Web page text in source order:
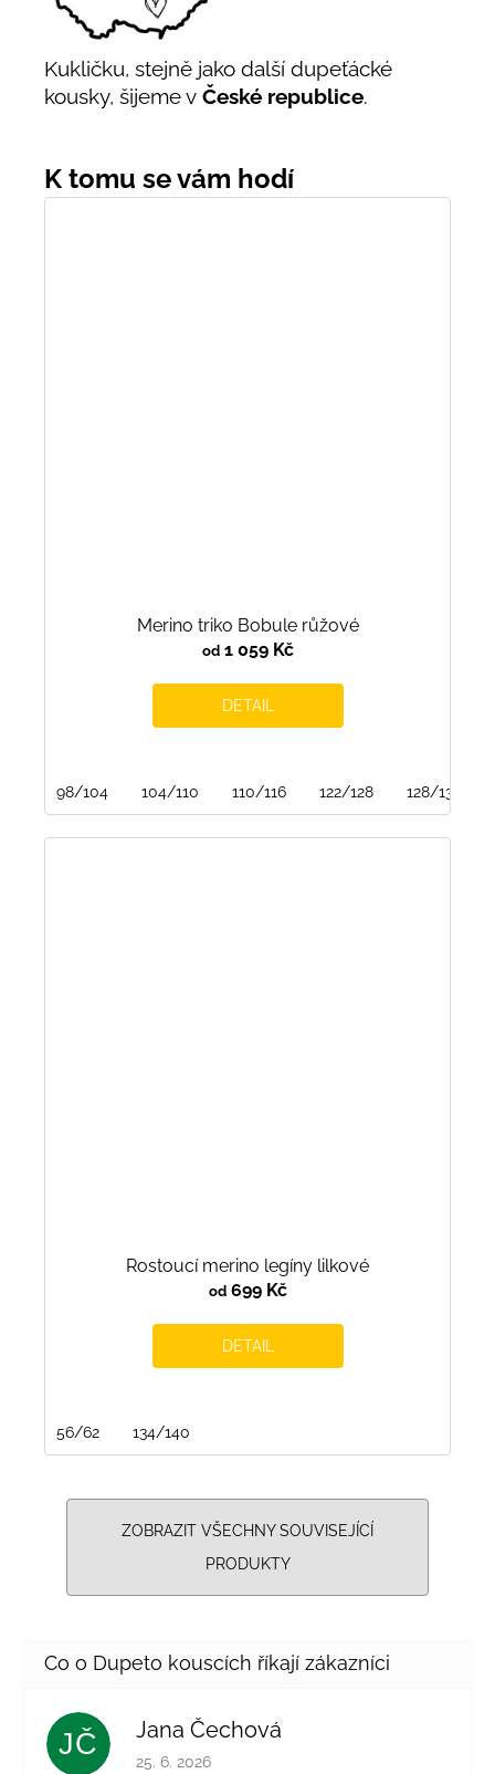
Kukličku, stejně jako další dupeťácké
kousky, šijeme v České republice.
Merino triko Bobule růžové
od1 059 Kč
DETAIL
98/104 104/110 110/116 122/128 128/134
Rostoucí merino legíny lilkové
od699 Kč
DETAIL
56/62 134/140
ZOBRAZIT VŠECHNY SOUVISEJÍCÍ
PRODUKTY
JČ Jana Čechová
Hodnocení obchodu je 5 z 5 hvězdiček.
25. 6. 2026